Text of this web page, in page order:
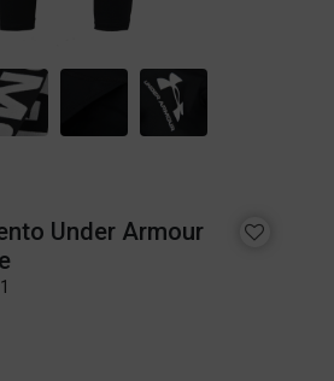
Under Armour